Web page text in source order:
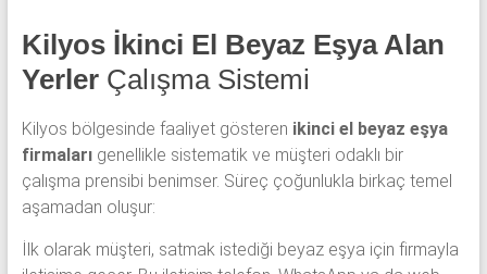
Kilyos İkinci El Beyaz Eşya Alan
YerlerÇalışma Sistemi
Kilyos bölgesinde faaliyet gösteren ikinci el beyaz eşya
firmalarıgenellikle sistematik ve müşteri odaklı bir
çalışma prensibi benimser. Süreç çoğunlukla birkaç temel
aşamadan oluşur:
İlk olarak müşteri, satmak istediği beyaz eşya için firmayla